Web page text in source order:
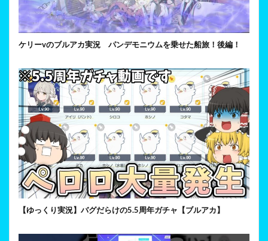
ケリーvのブルアカ実況 パンデモニウムを乗せた船旅！後編！
【ゆっくり実況】バグだらけの5.5周年ガチャ【ブルアカ】